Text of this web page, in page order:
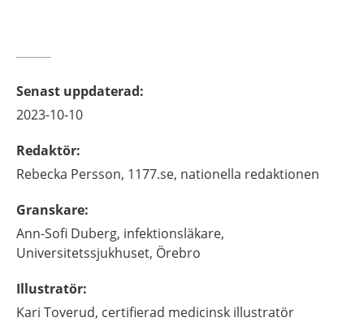
Senast uppdaterad:
2023-10-10
Redaktör:
Rebecka Persson, 1177.se, nationella redaktionen
Granskare:
Ann-Sofi Duberg, infektionsläkare,
Universitetssjukhuset, Örebro
Illustratör:
Kari Toverud, certifierad medicinsk illustratör